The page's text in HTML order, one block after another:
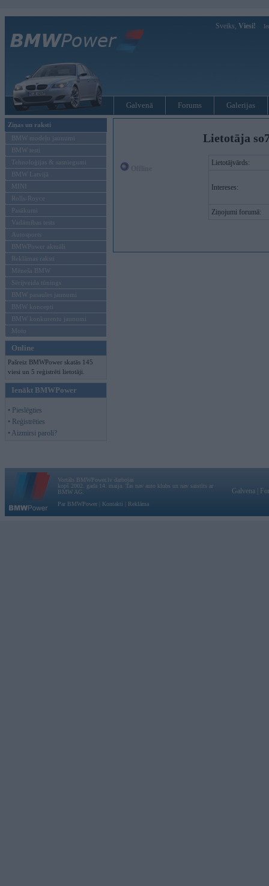
Sveiks, Viesi!
Galvenā Forums Galerijas
Ziņas un raksti
BMW modeļu jaunumi
BMW testi
Tehnoloģijas & sasniegumi
BMW Latvijā
MINI
Rolls-Royce
Pasākumi
Vadāmības tests
Autosports
BMWPower aktuāli
Reklāmas raksti
Mēneša BMW
Sērijveida tūnings
BMW pasaules jaunumi
BMW koncepti
BMW konkurentu jaunumi
Moto
Online
Pašreiz BMWPower skatās 145
viesi un 5 reģistrēti lietotāji.
Ienākt BMWPower
• Pieslēgties
• Reģistrēties
• Aizmirsi paroli?
Lietotāja
Lietotājvārds:
Intereses:
Ziņojumi forumā:
Vortāls BMWPower.lv darbojas
kopš 2002. gada 14. maija. Tas nav auto klubs un nav saistīts ar
BMW AG.
Par BMWPower
Kontakti Reklāma
Galvena